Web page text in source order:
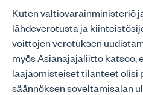
Kuten valtiovarainministeriö
lähdeverotusta ja
voittojen verotuksen
myös Asianajajaliitto katsoo,
laajaomisteiset tilanteet olisi
säännöksen soveltamisalan